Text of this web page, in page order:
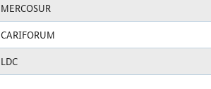
MERCOSUR
CARIFORUM
LDC